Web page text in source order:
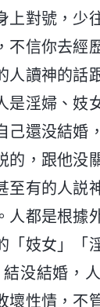
上對號，少
不信你去經
人讀神的話
是淫婦、妓
還没結婚
的，跟他没
至有的人説
人都是根據
「妓女」「
没結婚，
壞性情，不